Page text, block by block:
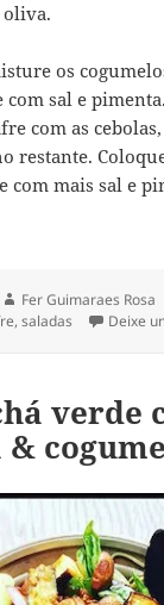
oliva.
os
com sal e
com as
restante.
com mais sal e
Autor
Fer Guimaraes Rosa
,saladas Deixe
verde